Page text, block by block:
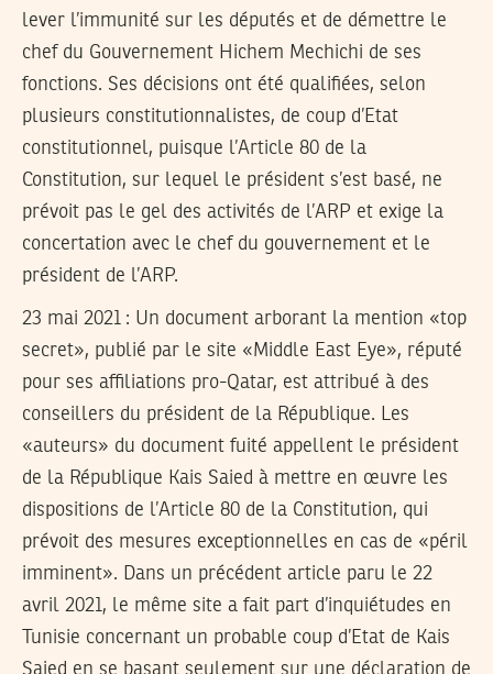
lever l’immunité sur les députés et de démettre le
chef du Gouvernement Hichem Mechichi de ses
fonctions. Ses décisions ont été qualifiées, selon
plusieurs constitutionnalistes, de coup d’Etat
constitutionnel, puisque l’Article 80 de la
Constitution, sur lequel le président s’est basé, ne
prévoit pas le gel des activités de l’ARP et exige la
concertation avec le chef du gouvernement et le
président de l’ARP.
23 mai 2021 : Un document arborant la mention «top
secret», publié par le site «Middle East Eye», réputé
pour ses affiliations pro-Qatar, est attribué à des
conseillers du président de la République. Les
«auteurs» du document fuité appellent le président
de la République Kais Saied à mettre en œuvre les
dispositions de l’Article 80 de la Constitution, qui
prévoit des mesures exceptionnelles en cas de «péril
imminent». Dans un précédent article paru le 22
avril 2021, le même site a fait part d’inquiétudes en
Tunisie concernant un probable coup d’Etat de Kais
Saied en se basant seulement sur une déclaration de